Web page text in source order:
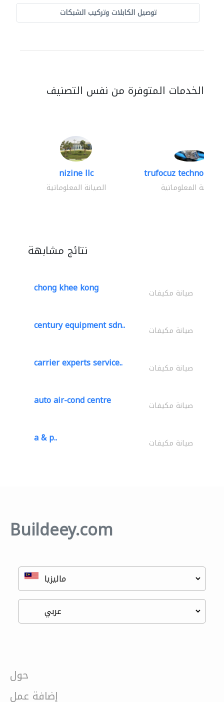
توصيل الكابلات وتركيب الشبكات
الخدمات المتوفرة من نفس التصنيف
nizine llc
الصيانة المعلوماتية
trufocuz
الصيانة المعلوماتية
نتائج مشابهة
chong khee kong صيانة مكيفات
century equipment sdn.. صيانة مكيفات
carrier experts service.. صيانة مكيفات
auto air-cond centre صيانة مكيفات
a & p.. صيانة مكيفات
Buildeey.com
حول
إضافة عمل